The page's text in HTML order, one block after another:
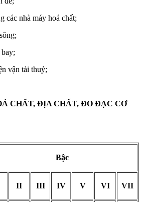
các nhà máy hoá chất;
vận tải thuỷ;
CHẤT, ĐỊA CHẤT, ĐO ĐẠC CƠ
Bậc
II III IV V VI VII